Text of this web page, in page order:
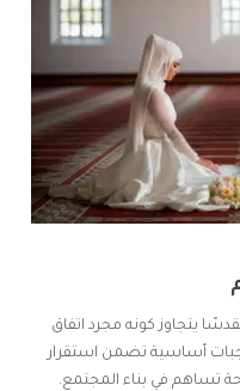
يتجاوز كونه مجرد اتفاق
أساسية تضمن استقرار
تساهم في بناء المجتمع.